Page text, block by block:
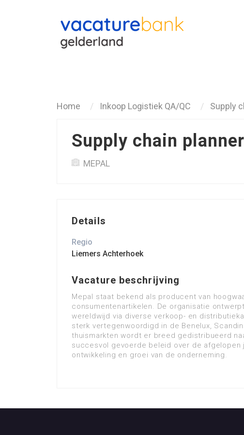
Home Inkoop Logistiek QA/QC Supply
Supply chain
MEPAL
Details
Regio
Liemers Achterhoek
Vacature beschrijving
Mepal staat bekend als producent van
consumentenartikelen. De organisatie
wereldwijd via diverse verkoop- en
sterk vertegenwoordigd in de Benelux,
thuismarkten wordt er breed gedistribueerd
succesvol gevoerde beleid over de
ontwikkeling en groei van de onderneming.